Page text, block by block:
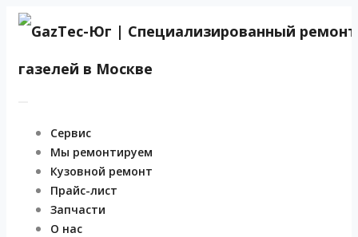
Сервис
Мы ремонтируем
Кузовной ремонт
Прайс-лист
Запчасти
О нас
Мы свяжемся с Вами в ближайшее время.